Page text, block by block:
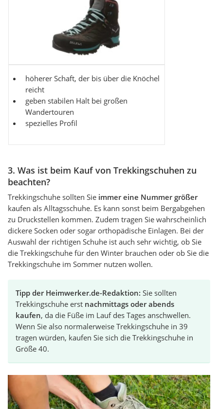
höherer Schaft, der bis über die Knöchel
reicht
geben stabilen Halt bei großen
Wandertouren
spezielles Profil
3. Was ist beim Kauf von Trekkingschuhen zu
beachten?
Trekkingschuhe sollten Sie immer eine Nummer größer
kaufen als Alltagsschuhe. Es kann sonst beim Bergabgehen
zu Druckstellen kommen. Zudem tragen Sie wahrscheinlich
dickere Socken oder sogar orthopädische Einlagen. Bei der
Auswahl der richtigen Schuhe ist auch sehr wichtig, ob Sie
die Trekkingschuhe für den Winter brauchen oder ob Sie die
Trekkingschuhe im Sommer nutzen wollen.
Tipp der Heimwerker.de-Redaktion: Sie sollten
Trekkingschuhe erst nachmittags oder abends
kaufen, da die Füße im Lauf des Tages anschwellen.
Wenn Sie also normalerweise Trekkingschuhe in 39
tragen würden, kaufen Sie sich die Trekkingschuhe in
Größe 40.